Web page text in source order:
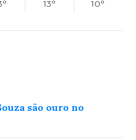
13° 10°
são ouro no